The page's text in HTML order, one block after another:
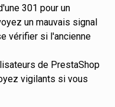
301 pour un
un mauvais signal
vérifier si l'ancienne
de PrestaShop
vigilants si vous